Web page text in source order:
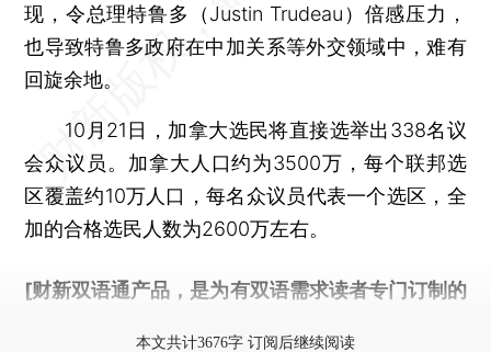
现，令总理特鲁多（Justin Trudeau）倍感压力，
也导致特鲁多政府在中加关系等外交领域中，难有
回旋余地。
10月21日，加拿大选民将直接选举出338名议
会众议员。加拿大人口约为3500万，每个联邦选
区覆盖约10万人口，每名众议员代表一个选区，全
加的合格选民人数为2600万左右。
[财新双语通产品，是为有双语需求读者专门订制的
本文共计3676字 订阅后继续阅读